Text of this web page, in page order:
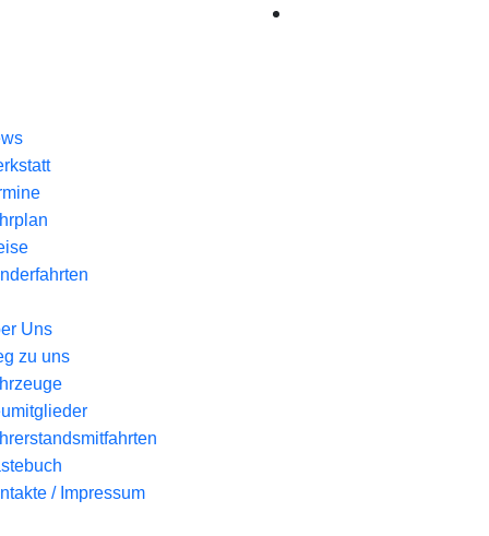
Uns
zu uns
/ Impressum